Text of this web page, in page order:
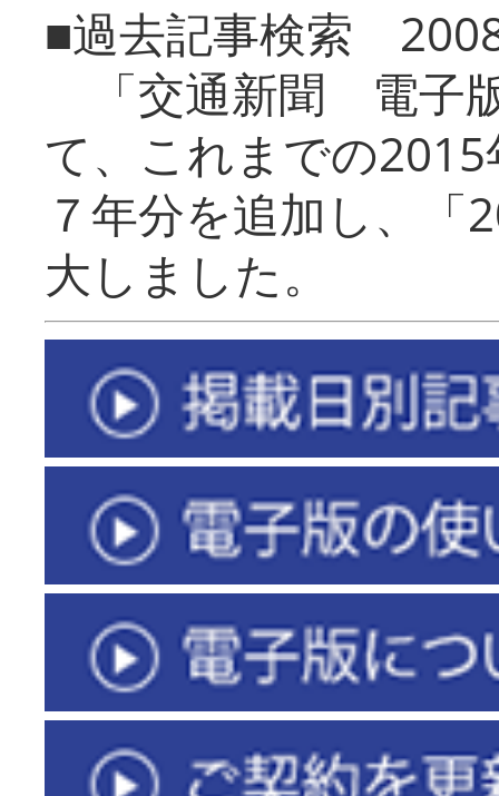
■過去記事検索
「交通新聞 電子
て、これまでの
７年分を追加し、「
大しまし